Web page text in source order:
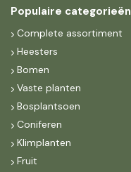
Populaire categorieën
Complete assortiment
Heesters
Bomen
Vaste planten
Bosplantsoen
Coniferen
Klimplanten
Fruit